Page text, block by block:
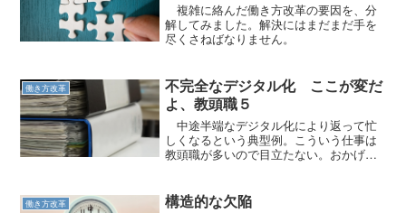
複雑に絡んだ働き方改革の要因を、分
解してみました。解決にはまだまだ手を
尽くさねばなりません。
働き方改革
不完全なデジタル化 ここが変だ
よ、教頭職５
中途半端なデジタル化により返って忙
しくなるという典型例。こういう仕事は
教頭職が多いので目立たない。おかげで
働き方改革 構造的な欠陥